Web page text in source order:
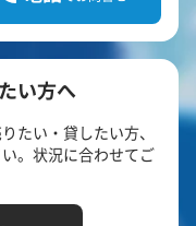
い方へ
たい・貸したい方、
。状況に合わせてご